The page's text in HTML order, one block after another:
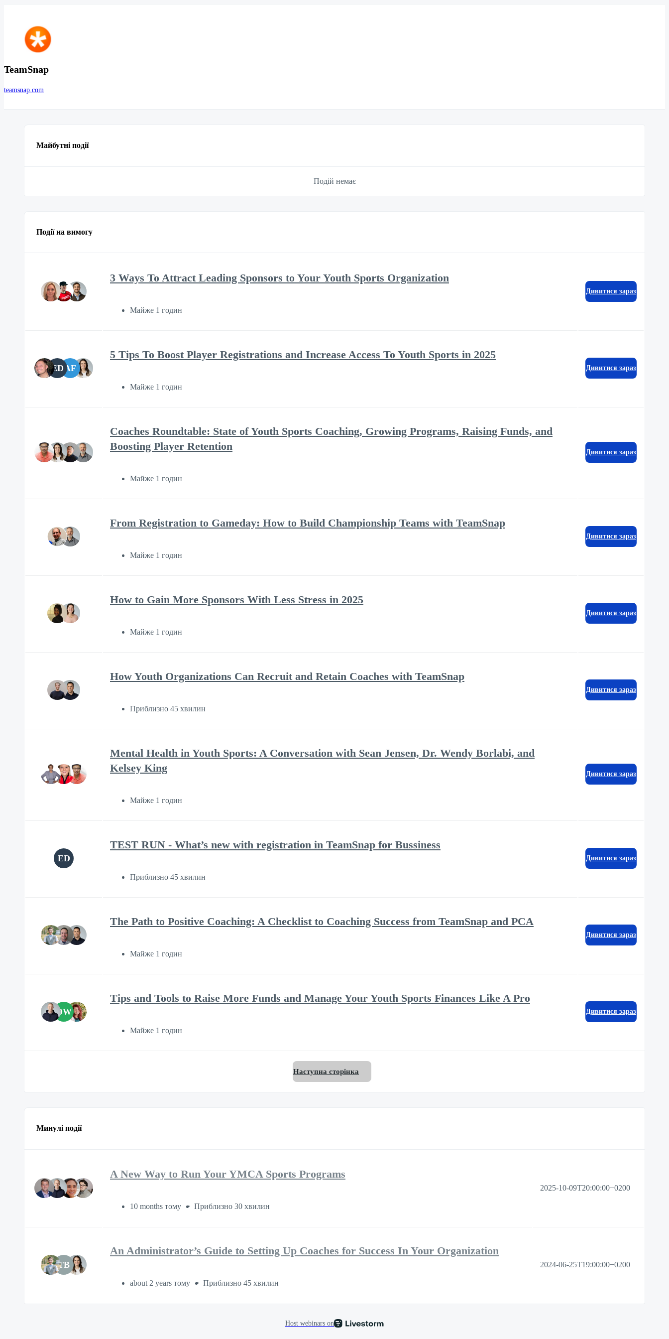
TeamSnap
teamsnap.com
Майбутні події
Подій немає
Події на вимогу
3 Ways To Attract Leading Sponsors to Your Youth Sports Organization
Майже 1 годин
Дивитися зараз
ED AF
5 Tips To Boost Player Registrations and Increase Access To Youth Sports in 2025
Майже 1 годин
Дивитися зараз
Coaches Roundtable: State of Youth Sports Coaching, Growing Programs, Raising Funds, and
Boosting Player Retention
Майже 1 годин
Дивитися зараз
From Registration to Gameday: How to Build Championship Teams with TeamSnap
Майже 1 годин
Дивитися зараз
How to Gain More Sponsors With Less Stress in 2025
Майже 1 годин
Дивитися зараз
How Youth Organizations Can Recruit and Retain Coaches with TeamSnap
Приблизно 45 хвилин
Дивитися зараз
Mental Health in Youth Sports: A Conversation with Sean Jensen, Dr. Wendy Borlabi, and
Kelsey King
Майже 1 годин
Дивитися зараз
ED
TEST RUN - What’s new with registration in TeamSnap for Bussiness
Приблизно 45 хвилин
Дивитися зараз
The Path to Positive Coaching: A Checklist to Coaching Success from TeamSnap and PCA
Майже 1 годин
Дивитися зараз
DW
Tips and Tools to Raise More Funds and Manage Your Youth Sports Finances Like A Pro
Майже 1 годин
Дивитися зараз
Наступна сторінка
Минулі події
A New Way to Run Your YMCA Sports Programs
10 months тому Приблизно 30 хвилин
2025-10-09T20:00:00+0200
TB
An Administrator’s Guide to Setting Up Coaches for Success In Your Organization
about 2 years тому Приблизно 45 хвилин
2024-06-25T19:00:00+0200
Host webinars on